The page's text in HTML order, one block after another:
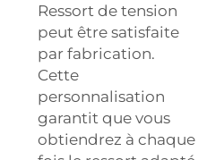
Ressort de tension
peut être satisfaite
par fabrication.
Cette
personnalisation
garantit que vous
obtiendrez à chaque